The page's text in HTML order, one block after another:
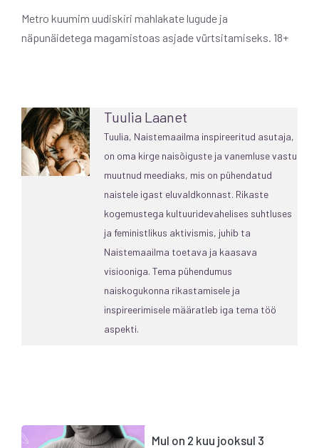
Metro kuumim uudiskiri mahlakate lugude ja
näpunäidetega magamistoas asjade vürtsitamiseks. 18+
Tuulia Laanet
Tuulia, Naistemaailma inspireeritud asutaja,
on oma kirge naisõiguste ja vanemluse vastu
muutnud meediaks, mis on pühendatud
naistele igast eluvaldkonnast. Rikaste
kogemustega kultuuridevahelises suhtluses
ja feministlikus aktivismis, juhib ta
Naistemaailma toetava ja kaasava
visiooniga. Tema pühendumus
naiskogukonna rikastamisele ja
inspireerimisele määratleb iga tema töö
aspekti.
Mul on 2 kuu jooksul 3